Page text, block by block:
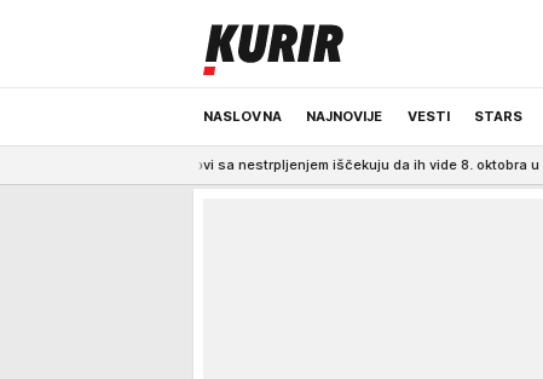
NASLOVNA NAJNOVIJE VESTI STARS
ODRŽIVA BUDUĆNOST REGION NEWS
fanovi sa nestrpljenjem iščekuju da ih vide 8. oktobra u Beogradskoj Areni!